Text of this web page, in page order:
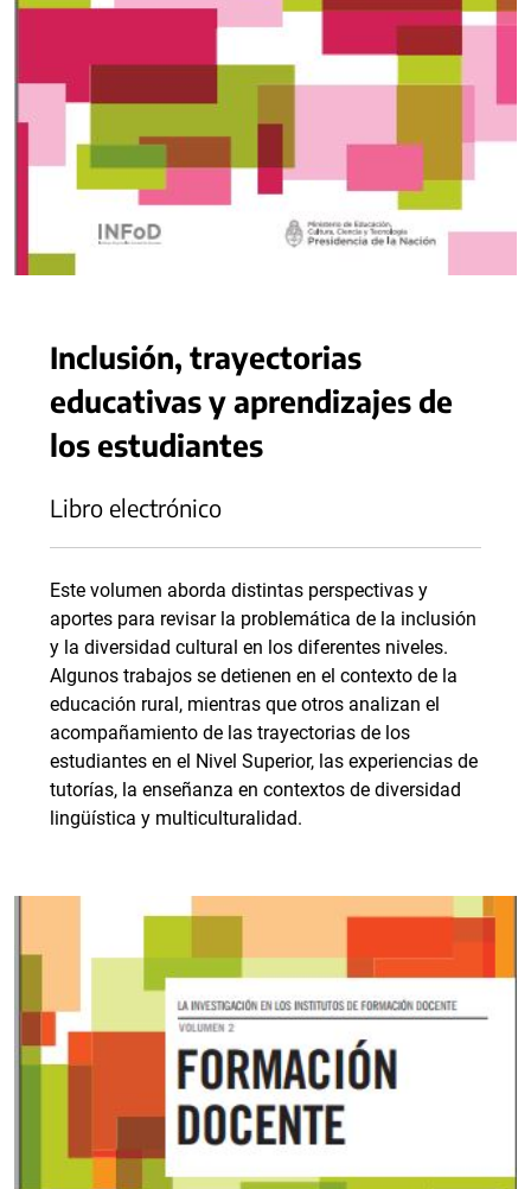
Inclusión, trayectorias
educativas y aprendizajes de
los estudiantes
Libro electrónico
Este volumen aborda distintas perspectivas y
aportes para revisar la problemática de la inclusión
y la diversidad cultural en los diferentes niveles.
Algunos trabajos se detienen en el contexto de la
educación rural, mientras que otros analizan el
acompañamiento de las trayectorias de los
estudiantes en el Nivel Superior, las experiencias de
tutorías, la enseñanza en contextos de diversidad
lingüística y multiculturalidad.